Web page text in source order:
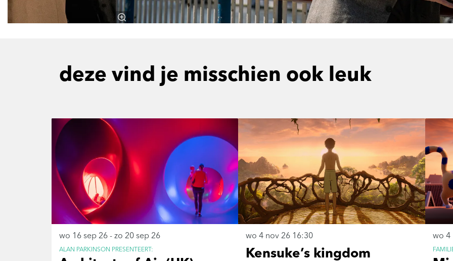
deze vind je misschien ook leuk
ALAN PARKINSON PRESENTEERT:
wo 16 sep 26 - zo 20 sep 26
Kensuke’s kingdom
wo 4 nov 26 16:30 wo 4